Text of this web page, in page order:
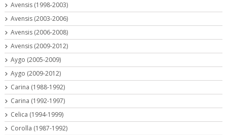
Avensis (1998-2003)
Avensis (2003-2006)
Avensis (2006-2008)
Avensis (2009-2012)
Aygo (2005-2009)
Aygo (2009-2012)
Carina (1988-1992)
Carina (1992-1997)
Celica (1994-1999)
Corolla (1987-1992)